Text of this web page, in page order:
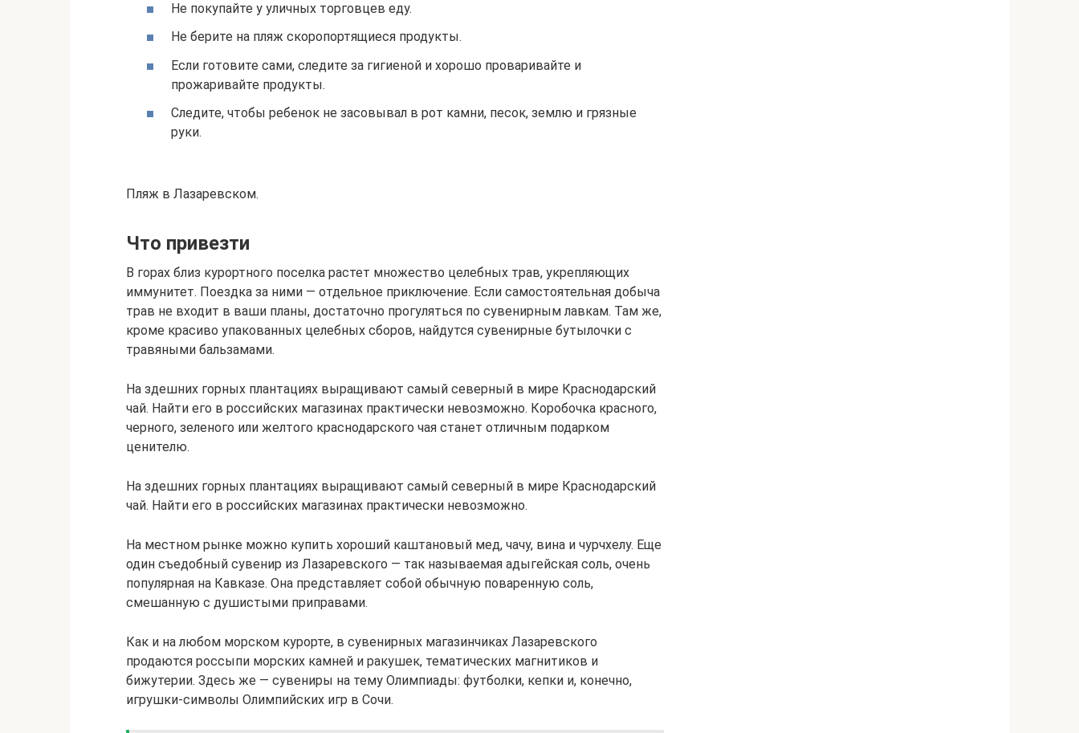
Не покупайте у уличных торговцев еду.
Не берите на пляж скоропортящиеся продукты.
Если готовите сами, следите за гигиеной и хорошо проваривайте и
прожаривайте продукты.
Следите, чтобы ребенок не засовывал в рот камни, песок, землю и грязные
руки.
Пляж в Лазаревском.
Что привезти
В горах близ курортного поселка растет множество целебных трав, укрепляющих
иммунитет. Поездка за ними — отдельное приключение. Если самостоятельная добыча
трав не входит в ваши планы, достаточно прогуляться по сувенирным лавкам. Там же,
кроме красиво упакованных целебных сборов, найдутся сувенирные бутылочки с
травяными бальзамами.
На здешних горных плантациях выращивают самый северный в мире Краснодарский
чай. Найти его в российских магазинах практически невозможно. Коробочка красного,
черного, зеленого или желтого краснодарского чая станет отличным подарком
ценителю.
На здешних горных плантациях выращивают самый северный в мире Краснодарский
чай. Найти его в российских магазинах практически невозможно.
На местном рынке можно купить хороший каштановый мед, чачу, вина и чурчхелу. Еще
один съедобный сувенир из Лазаревского — так называемая адыгейская соль, очень
популярная на Кавказе. Она представляет собой обычную поваренную соль,
смешанную с душистыми приправами.
Как и на любом морском курорте, в сувенирных магазинчиках Лазаревского
продаются россыпи морских камней и ракушек, тематических магнитиков и
бижутерии. Здесь же — сувениры на тему Олимпиады: футболки, кепки и, конечно,
игрушки-символы Олимпийских игр в Сочи.